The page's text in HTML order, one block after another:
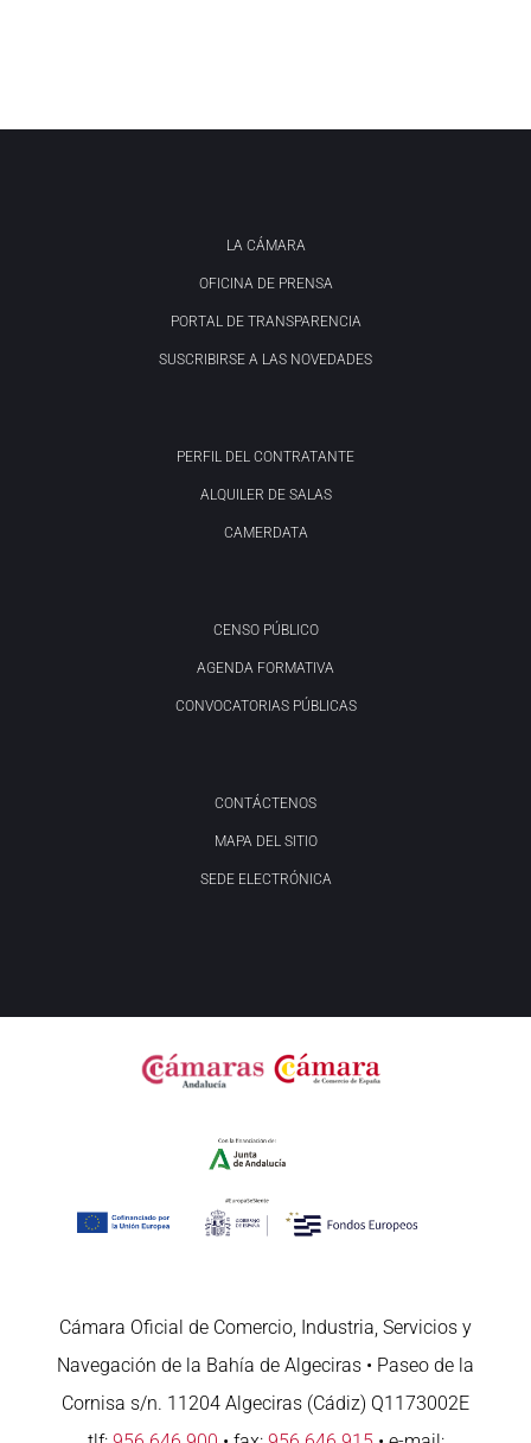
LA CÁMARA
OFICINA DE PRENSA
PORTAL DE TRANSPARENCIA
SUSCRIBIRSE A LAS NOVEDADES
PERFIL DEL CONTRATANTE
ALQUILER DE SALAS
CAMERDATA
CENSO PÚBLICO
AGENDA FORMATIVA
CONVOCATORIAS PÚBLICAS
CONTÁCTENOS
MAPA DEL SITIO
SEDE ELECTRÓNICA
Cámara Oficial de Comercio, Industria, Servicios y
Navegación de la Bahía de Algeciras • Paseo de la
Cornisa s/n. 11204 Algeciras (Cádiz) Q1173002E